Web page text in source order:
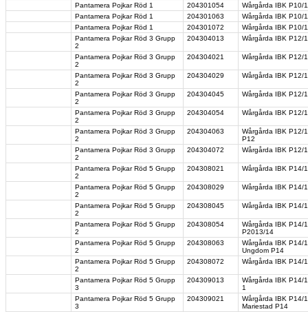
Pantamera Pojkar Röd 1
204301054
Wårgårda IBK P10/
Pantamera Pojkar Röd 1
204301063
Wårgårda IBK P10/
Pantamera Pojkar Röd 1
204301072
Wårgårda IBK P10/
Pantamera Pojkar Röd 3 Grupp
2
204304013 Wårgårda IBK P12/
Pantamera Pojkar Röd 3 Grupp
2
204304021 Wårgårda IBK P12/
Pantamera Pojkar Röd 3 Grupp
2
204304029 Wårgårda IBK P12/
Pantamera Pojkar Röd 3 Grupp
2
204304045 Wårgårda IBK P12/
Pantamera Pojkar Röd 3 Grupp
2
204304054 Wårgårda IBK P12/
Pantamera Pojkar Röd 3 Grupp
2
204304063
Wårgårda IBK P12/
P12
Pantamera Pojkar Röd 3 Grupp
2
204304072 Wårgårda IBK P12/
Pantamera Pojkar Röd 5 Grupp
2
204308021 Wårgårda IBK P14/
Pantamera Pojkar Röd 5 Grupp
2
204308029 Wårgårda IBK P14/
Pantamera Pojkar Röd 5 Grupp
2
204308045 Wårgårda IBK P14/
Pantamera Pojkar Röd 5 Grupp
2
204308054
Wårgårda IBK P14/
P2013/14
Pantamera Pojkar Röd 5 Grupp
2
204308063
Wårgårda IBK P14/
Ungdom P14
Pantamera Pojkar Röd 5 Grupp
2
204308072 Wårgårda IBK P14/
Pantamera Pojkar Röd 5 Grupp
3
204309013
Wårgårda IBK P14/
1
Pantamera Pojkar Röd 5 Grupp
3
204309021
Wårgårda IBK P14/
Mariestad P14